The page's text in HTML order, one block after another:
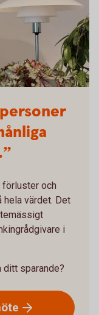
förluster och
värdet. Det
i
ditt sparande?